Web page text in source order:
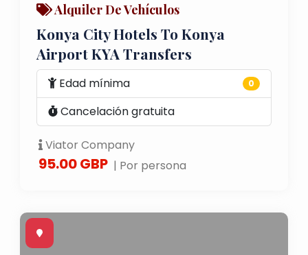
Alquiler De Vehículos
Konya City Hotels To Konya
Airport KYA Transfers
Edad mínima 0
Cancelación gratuita
Viator Company
95.00 GBP | Por persona